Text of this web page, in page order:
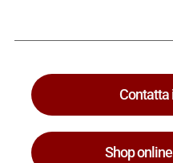
Contatta
Shop